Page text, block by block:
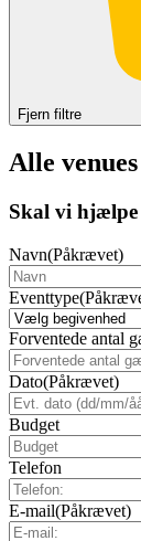
Fjern filtre
Alle
Skal vi
Navn(Påkrævet)
Eventtype
Forventede antal
Dato(Påkrævet)
Budget
Telefon
E-mail(Påkrævet)